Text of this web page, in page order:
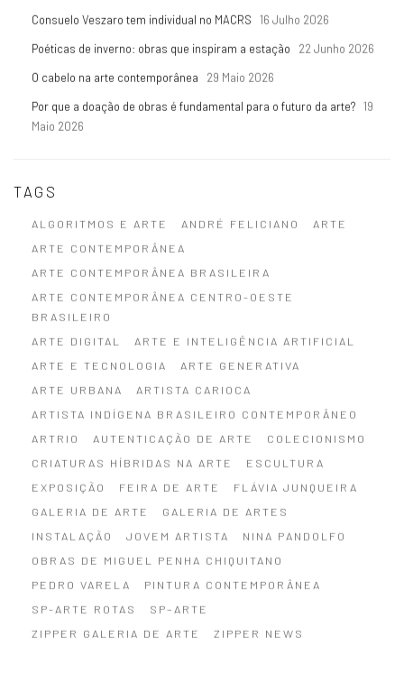
Consuelo Veszaro tem individual no MACRS
16 Julho 2026
Poéticas de inverno: obras que inspiram a estação
22 Junho 2026
O cabelo na arte contemporânea
29 Maio 2026
Por que a doação de obras é fundamental para o futuro da arte? 19
Maio 2026
TAGS
ALGORITMOS E ARTE ANDRÉ FELICIANO
ARTE
ARTE CONTEMPORÂNEA
ARTE CONTEMPORÂNEA BRASILEIRA
ARTE CONTEMPORÂNEA CENTRO-OESTE
BRASILEIRO
ARTE DIGITAL
ARTE E INTELIGÊNCIA ARTIFICIAL
ARTE E TECNOLOGIA
ARTE GENERATIVA
ARTE URBANA
ARTISTA CARIOCA
ARTISTA INDÍGENA BRASILEIRO CONTEMPORÂNEO
ARTRIO
AUTENTICAÇÃO DE ARTE
COLECIONISMO
CRIATURAS HÍBRIDAS NA ARTE
ESCULTURA
EXPOSIÇÃO
FEIRA DE ARTE
FLÁVIA JUNQUEIRA
GALERIA DE ARTE
GALERIA DE ARTES
INSTALAÇÃO
JOVEM ARTISTA
NINA PANDOLFO
OBRAS DE MIGUEL PENHA CHIQUITANO
PEDRO VARELA
PINTURA CONTEMPORÂNEA
SP-ARTE ROTAS
SP–ARTE
ZIPPER GALERIA DE ARTE
ZIPPER NEWS